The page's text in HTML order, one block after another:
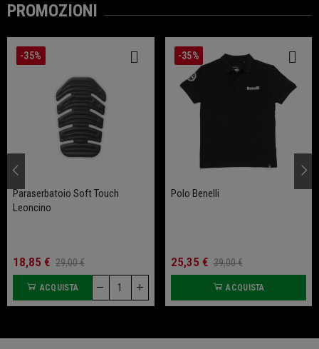
PROMOZIONI
-35%
Paraserbatoio Soft Touch
Leoncino
18,85 € 29,00 €
ACQUISTA
-35%
Polo Benelli
25,35 € 39,00 €
ACQUISTA